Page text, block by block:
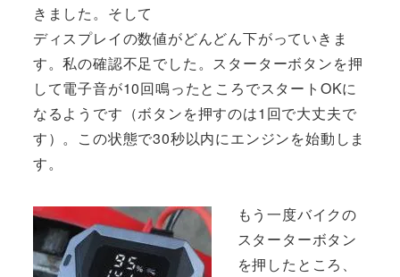
きました。そして
ディスプレイの数値がどんどん下がっていきま
す。私の確認不足でした。スターターボタンを押
して電子音が10回鳴ったところでスタートOKに
なるようです（ボタンを押すのは1回で大丈夫で
す）。この状態で30秒以内にエンジンを始動しま
す。
もう一度バイクの
スターターボタン
を押したところ、